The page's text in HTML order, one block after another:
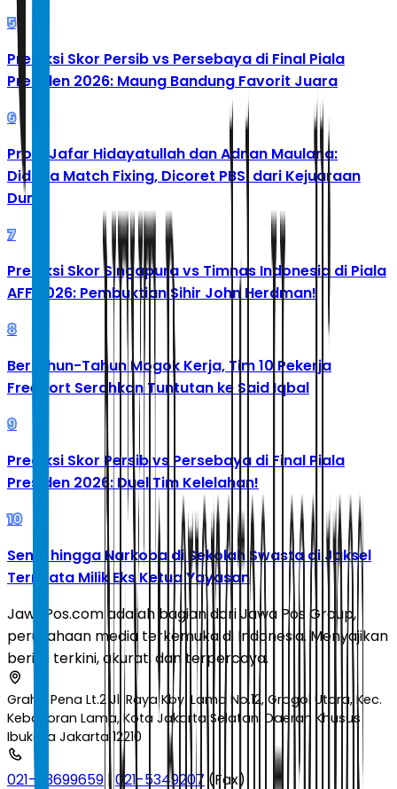
5
Prediksi Skor Persib vs Persebaya di Final Piala
Presiden 2026: Maung Bandung Favorit Juara
6
Profil Jafar Hidayatullah dan Adnan Maulana:
Diduga Match Fixing, Dicoret PBSI dari Kejuaraan
Dunia
7
Prediksi Skor Singapura vs Timnas Indonesia di Piala
AFF 2026: Pembuktian Sihir John Herdman!
8
Bertahun-Tahun Mogok Kerja, Tim 10 Pekerja
Freeport Serahkan Tuntutan ke Said Iqbal
9
Prediksi Skor Persib vs Persebaya di Final Piala
Presiden 2026: Duel Tim Kelelahan!
10
Senpi hingga Narkoba di Sekolah Swasta di Jaksel
Ternyata Milik Eks Ketua Yayasan
JawaPos.com adalah bagian dari Jawa Pos Group,
perusahaan media terkemuka di Indonesia. Menyajikan
berita terkini, akurat, dan terpercaya.
Graha Pena Lt.2 Jl. Raya Kby. Lama No.12, Grogol Utara, Kec.
Kebayoran Lama, Kota Jakarta Selatan, Daerah Khusus
Ibukota Jakarta 12210
021-53699659 |021-5349207(Fax)